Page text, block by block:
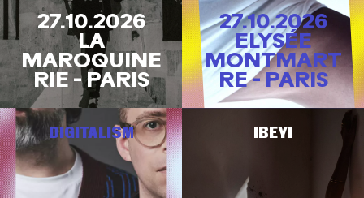
27.10.2026
LA
MAROQUINE
RIE - PARIS
27.10.2026
ELYSÉE
MONTMART
RE - PARIS
DIGITALISM IBEYI